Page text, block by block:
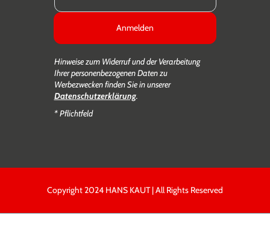
Anmelden
Hinweise zum Widerruf und der Verarbeitung
Ihrer personenbezogenen Daten zu
Werbezwecken finden Sie in unserer
Datenschutzerklärung.
* Pflichtfeld
Copyright 2024 HANS KAUT | All Rights Reserved